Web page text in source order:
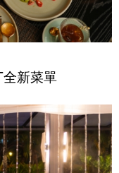
新菜單